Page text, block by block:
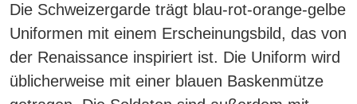
Die Schweizergarde trägt blau-rot-orange-gelbe
Uniformen mit einem Erscheinungsbild, das von
der Renaissance inspiriert ist. Die Uniform wird
üblicherweise mit einer blauen Baskenmütze